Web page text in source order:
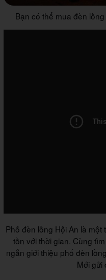
Bạn có thể mua đèn
Phố đèn lồng Hội An là
tồn với thời gian. Cùng
ngắn giới thiệu phố đèn
Mới gửi